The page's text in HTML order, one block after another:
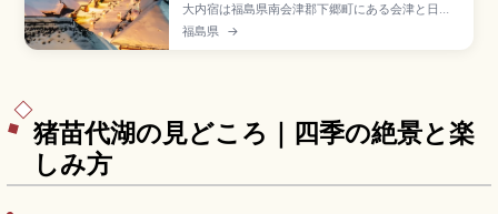
大内宿は福島県南会津郡下郷町にある会津と日光
を結ぶ街道の宿場町で、寄棟造の茅葺き屋根の
家々が並ぶ景観が魅力。1981年に国選定重要伝統
福島県 →
猪苗代湖の見どころ｜四季の絶景と楽
しみ方